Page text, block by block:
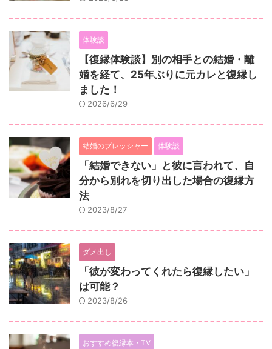
体験談
【復縁体験談】別の相手との結婚・離
婚を経て、25年ぶりに元カレと復縁し
ました！
2026/6/29
結婚のプレッシャー 体験談
「結婚できない」と彼に言われて、自
分から別れを切り出した場合の復縁方
法
2023/8/27
ダメ出し
「彼が変わってくれたら復縁したい」
は可能？
2023/8/26
おすすめ復縁本・TV